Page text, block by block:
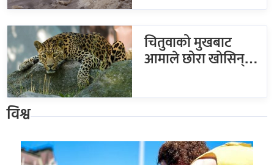
चितुवाको मुखबाट
आमाले छोरा खोसिन्…
विश्व